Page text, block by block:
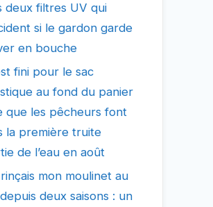
deux filtres UV qui
si le gardon garde
en bouche
fini pour le sac
au fond du panier
que les pêcheurs font
la première truite
de l’eau en août
mon moulinet au
deux saisons : un